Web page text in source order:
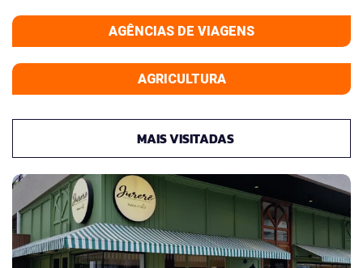
AGÊNCIAS DE VIAGENS
AGRICULTURA
MAIS VISITADAS